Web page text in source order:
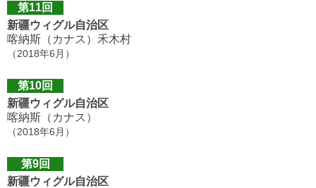
第11回
新疆ウィグル自治区
喀納斯（カナス）禾木村
（2018年6月）
第10回
新疆ウィグル自治区
喀納斯（カナス）
（2018年6月）
第9回
新疆ウィグル自治区